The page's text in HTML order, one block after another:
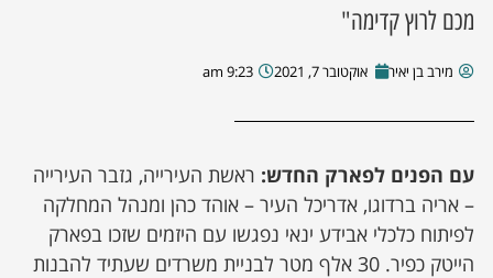
מקומית
עסקים
מכם לרוץ קדימה"
מירב בן יאיר אוקטובר 7, 2021 9:23 am
עם הפנים לפארק החדש: ראשת העירייה, גזבר העירייה
– אריה ברדוגו, אדריכל העיר – אוהד כהן ומנהל המחלקה
לפיתוח כלכלי אבידע ינאי נפגשו עם היזמים שזכו בפארק
הייטק כפיר. 30 אלף מטר לבניית משרדים שעתיד להבנות